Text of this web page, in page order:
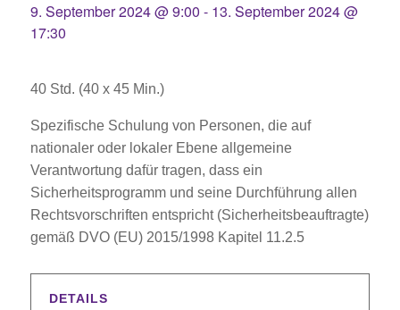
9. September 2024 @ 9:00 - 13. September 2024 @
17:30
40 Std. (40 x 45 Min.)
Spezifische Schulung von Personen, die auf
nationaler oder lokaler Ebene allgemeine
Verantwortung dafür tragen, dass ein
Sicherheitsprogramm und seine Durchführung allen
Rechtsvorschriften entspricht (Sicherheitsbeauftragte)
gemäß DVO (EU) 2015/1998 Kapitel 11.2.5
DETAILS